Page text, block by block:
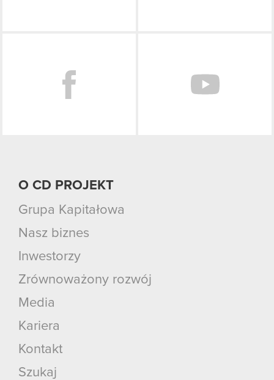
O CD PROJEKT
Grupa Kapitałowa
Nasz biznes
Inwestorzy
Zrównoważony rozwój
Media
Kariera
Kontakt
Szukaj